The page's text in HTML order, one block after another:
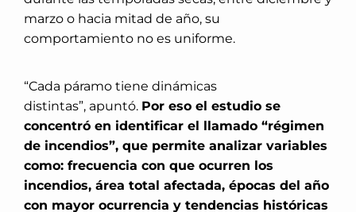
marzo o hacia mitad de año, su
comportamiento no es uniforme.
“Cada páramo tiene dinámicas
distintas”, apuntó. Por eso el estudio se
concentró en identificar el llamado “régimen
de incendios”, que permite analizar variables
como: frecuencia con que ocurren los
incendios, área total afectada, épocas del año
con mayor ocurrencia y tendencias históricas